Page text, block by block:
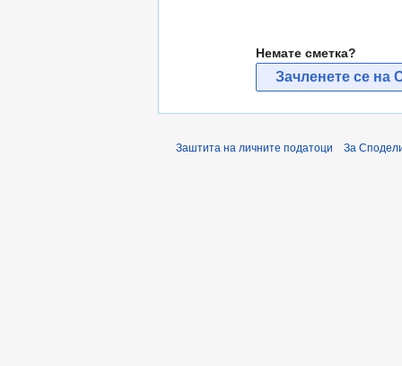
Немате сметка?
Зачленете се на
Заштита на личните податоци За